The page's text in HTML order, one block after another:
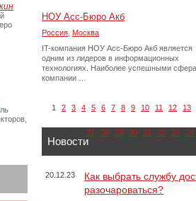
НОУ Асс-Бюро Акб
Россия Москва
IT-компания НОУ Асс-Бюро Акб является
одним из лидеров в информационных
технологиях. Наиболее успешными
компании …
1 2 3 4 5 6 7 8 9 10 11 12 13
27 28 29 30 31 32 33 34
Новости
20.12.23
Как выбрать службу
разочароваться?